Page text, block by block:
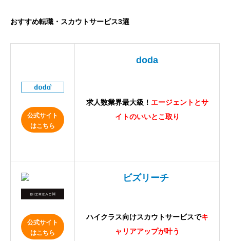
おすすめ転職・スカウトサービス3選
公式サイト
はこちら
doda
求人数業界最大級！ エージェントとサ
イトのいいとこ取り
公式サイト
はこちら
ビズリーチ
ハイクラス向けスカウトサービスでキ
ャリアアップが叶う